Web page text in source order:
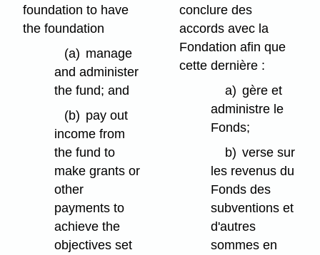
foundation to have
the foundation
(a) manage
and administer
the fund; and
(b) pay out
income from
the fund to
make grants or
other
payments to
achieve the
objectives set
conclure des
accords avec la
Fondation afin que
cette dernière :
a) gère et
administre le
Fonds;
b) verse sur
les revenus du
Fonds des
subventions et
d'autres
sommes en